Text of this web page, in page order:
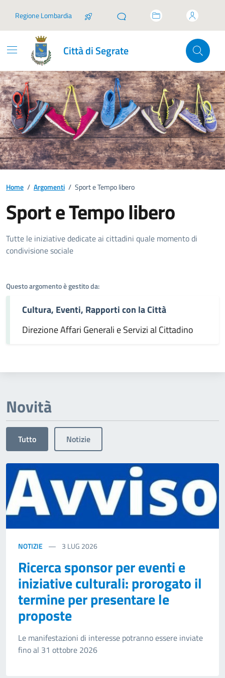
Regione Lombardia
Città di Segrate
Home / Argomenti / Sport e Tempo libero
Sport e Tempo libero
Dettagli dell'argomento
Tutte le iniziative dedicate ai cittadini quale momento di
condivisione sociale
Questo argomento è gestito da:
Cultura, Eventi, Rapporti con la Città
Direzione Affari Generali e Servizi al Cittadino
Novità
Tutto Notizie
NOTIZIE 3 LUG 2026
Ricerca sponsor per eventi e
iniziative culturali: prorogato il
termine per presentare le
proposte
Le manifestazioni di interesse potranno essere inviate
fino al 31 ottobre 2026